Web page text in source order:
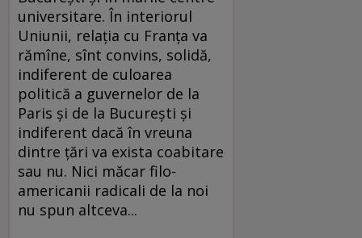
universitare. În interiorul
Uniunii, relaţia cu Franţa va
rămîne, sînt convins, solidă,
indiferent de culoarea
politică a guvernelor de la
Paris şi de la Bucureşti şi
indiferent dacă în vreuna
dintre ţări va exista coabitare
sau nu. Nici măcar filo-
americanii radicali de la noi
nu spun altceva...